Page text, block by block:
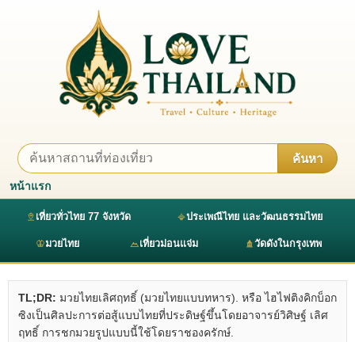
ค้นหา
หน้าแรก
เที่ยวทั่วไทย 77 จังหวัด ประเพณีไทย และวัฒนธรรมไทย
มวยไทย เที่ยวม่อนแจ่ม วัดดังในกรุงเทพ
TL;DR: มวยไทยเลิศฤทธิ์ (มวยไทยแบบทหาร). หรือ ไฮไฟติงคิกบ็อก
ซิงเป็นศิลปะการต่อสู้แบบไทยที่ประดิษฐ์ขึ้นโดยอาจารย์วิศิษฐ์ เลิศ
ฤทธิ์ การชกมวยรูปแบบนี้ใช้โดยราชองครักษ์.